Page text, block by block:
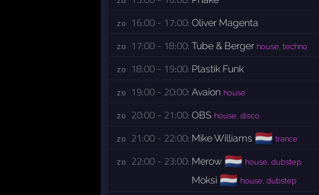
zo 16:00 - 17:00: Oliver Magenta
zo 17:00 - 18:00: Tube & Berger house, techno
zo 18:00 - 19:00: Plastik Funk
zo 19:00 - 20:00: Avaion house
zo 20:00 - 21:00: OBS house, disco
zo 21:00 - 22:00: Mike Williams 🇳🇱 trance
zo 22:00 - 23:00: Merow 🇳🇱 house, dubstep
Moksi 🇳🇱 house, dubstep